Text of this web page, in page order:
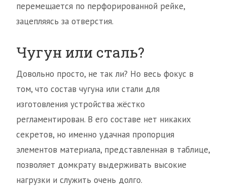
перемещается по перфорированной рейке,
зацепляясь за отверстия.
Чугун или сталь?
Довольно просто, не так ли? Но весь фокус в
том, что состав чугуна или стали для
изготовления устройства жёстко
регламентирован. В его составе нет никаких
секретов, но именно удачная пропорция
элементов материала, представленная в таблице,
позволяет домкрату выдерживать высокие
нагрузки и служить очень долго.